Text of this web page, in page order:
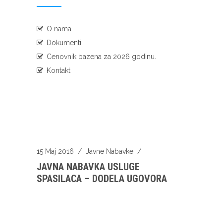
O nama
Dokumenti
Cenovnik bazena za 2026 godinu.
Kontakt
15 Maj 2016 / Javne Nabavke /
JAVNA NABAVKA USLUGE
SPASILACA – DODELA UGOVORA